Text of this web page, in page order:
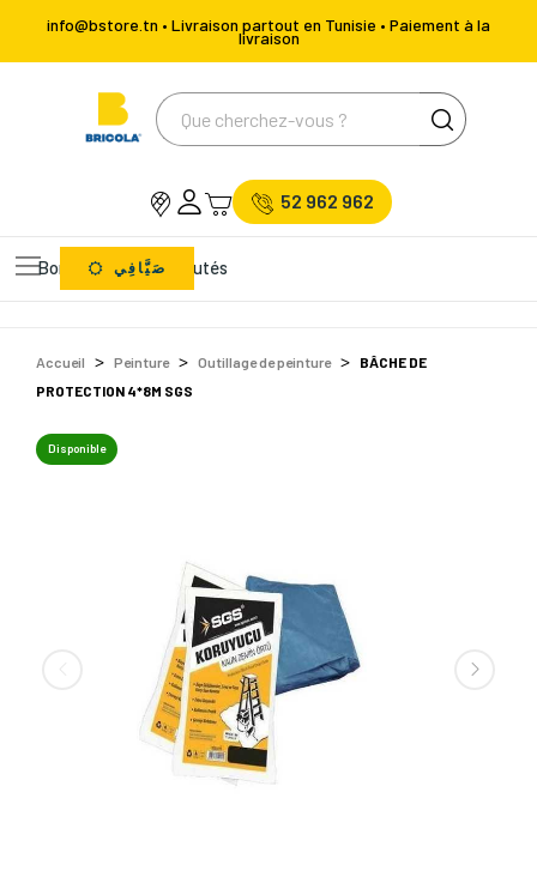
info@bstore.tn • Livraison partout en Tunisie • Paiement à la
livraison
52 962 962
Bons Plans Nouveautés
صَيَّافِي
Accueil Peinture Outillage de peinture
BÂCHE DE
PROTECTION 4*8M SGS
Disponible